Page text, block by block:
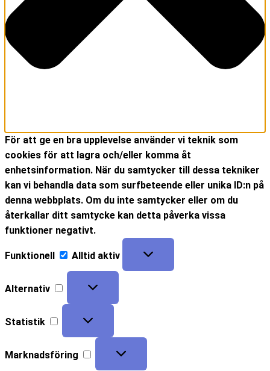
För att ge en bra upplevelse använder vi teknik som
cookies för att lagra och/eller komma åt
enhetsinformation. När du samtycker till dessa tekniker
kan vi behandla data som surfbeteende eller unika ID:n på
denna webbplats. Om du inte samtycker eller om du
återkallar ditt samtycke kan detta påverka vissa
funktioner negativt.
Funktionell Alltid aktiv
Alternativ
Statistik
Marknadsföring